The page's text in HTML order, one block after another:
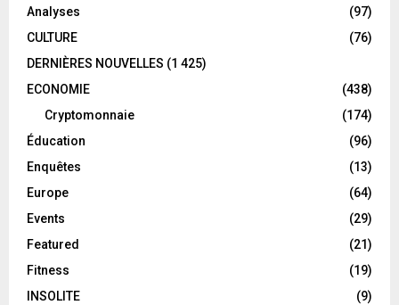
Analyses
(97)
CULTURE
(76)
DERNIÈRES NOUVELLES (1 425)
ECONOMIE
(438)
Cryptomonnaie
(174)
Éducation
(96)
Enquêtes
(13)
Europe
(64)
Events
(29)
Featured
(21)
Fitness
(19)
INSOLITE
(9)